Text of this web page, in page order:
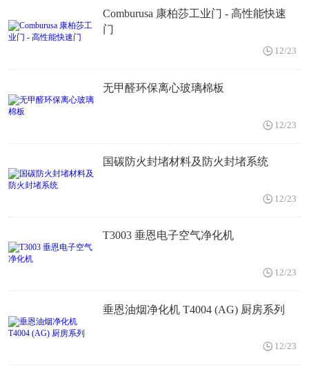
Comburusa 康柏莎工业门 - 高性能快速
门
12/23
无甲醛环保离心玻璃棉板
12/23
国碳防火封堵材料及防火封堵系统
12/23
T3003 垂恩电子空气净化机
12/23
垂恩油烟净化机 T4004 (AG) 厨房系列
12/23